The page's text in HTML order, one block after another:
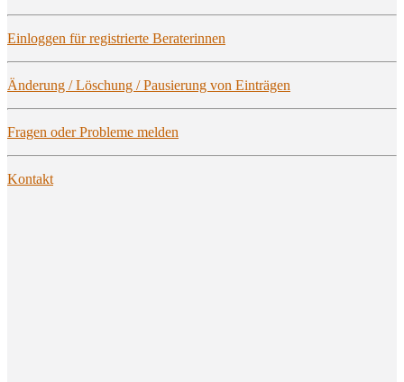
Ein­log­gen für regis­trier­te Beraterinnen
Ände­rung / Löschung / Pau­sie­rung von Einträgen
Fra­gen oder Pro­ble­me melden
Kon­takt